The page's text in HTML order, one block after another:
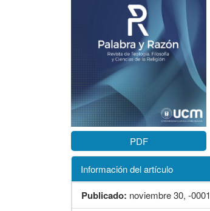
PDF
Información del artículo
Publicado: noviembre 30, -0001